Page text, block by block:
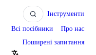
Інструменти
Всі посібники
Про нас
Поширені запитання